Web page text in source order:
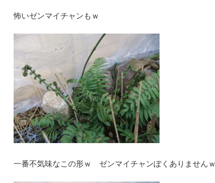
怖いゼンマイチャンもｗ
一番不気味なこの形ｗ ゼンマイチャンぽくありませんｗ